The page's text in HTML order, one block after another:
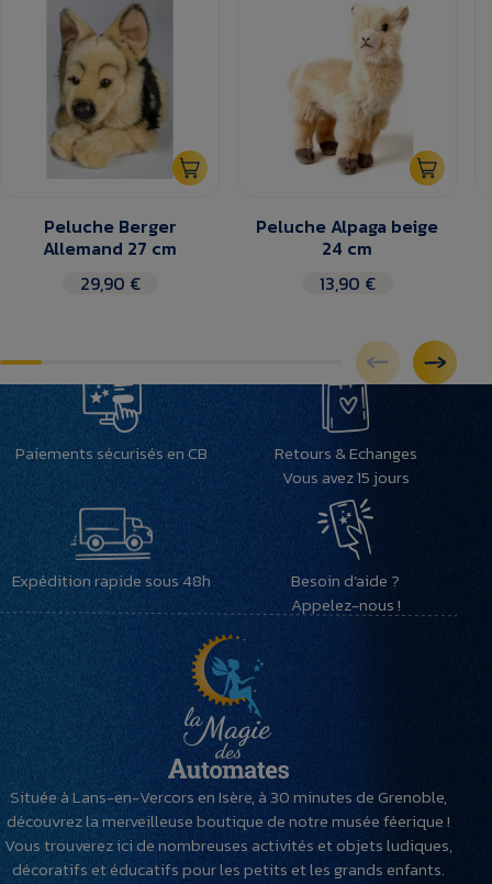
Peluche Berger
Allemand 27 cm
29,90 €
Peluche Alpaga beige
24 cm
13,90 €
Paiements sécurisés en CB
Retours & Echanges
Vous avez 15 jours
Expédition rapide sous 48h
Besoin d’aide ?
Appelez-nous !
Située à Lans-en-Vercors en Isère, à 30 minutes de Grenoble,
découvrez la merveilleuse boutique de notre musée féerique !
Vous trouverez ici de nombreuses activités et objets ludiques,
décoratifs et éducatifs pour les petits et les grands enfants.